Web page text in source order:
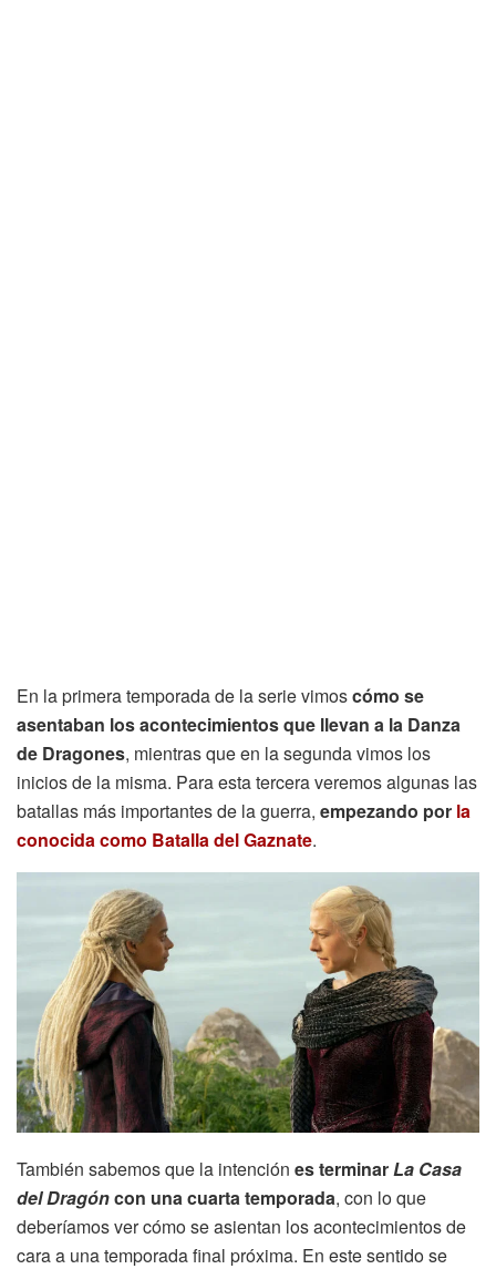
En la primera temporada de la serie vimoscómo se
asentaban los acontecimientos que llevan a la Danza
de Dragones, mientras que en la segunda vimos los
inicios de la misma. Para esta tercera veremos algunas las
batallas más importantes de la guerra, empezando por la
conocida como Batalla del Gaznate.
También sabemos que la intención es terminarLa Casa
del Dragóncon una cuarta temporada, con lo que
deberíamos ver cómo se asientan los acontecimientos de
cara a una temporada final próxima. En este sentido se